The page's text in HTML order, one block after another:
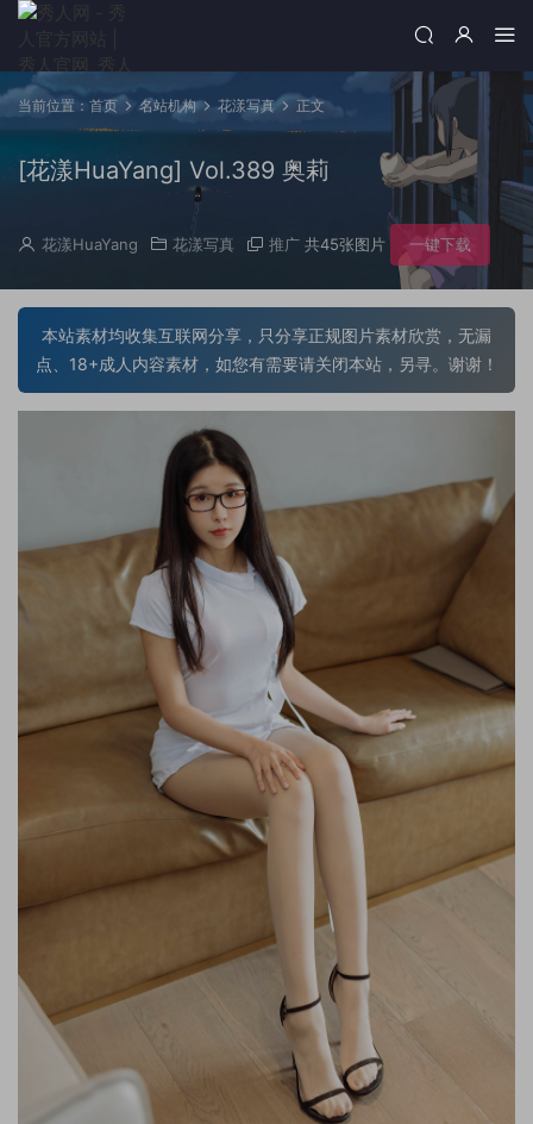
当前位置： 首页 名站机构 花漾写真 正文
[花漾HuaYang] Vol.389 奥莉
花漾HuaYang 花漾写真 推广 共45张图片 一键下载
本站素材均收集互联网分享，只分享正规图片素材欣赏，无漏
点、18+成人内容素材，如您有需要请关闭本站，另寻。谢谢！